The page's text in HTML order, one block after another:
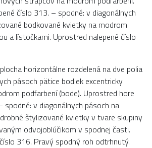
číslo 313. – spodné: v diagonálnych
bodkované kvietky na modrom
a lístočkami. Uprostred nalepené číslo
horizontálne rozdelená na dve polia
pásoch pätice bodiek excentricky
podfarbení (bode). Uprostred hore
spodné: v diagonálnych pásoch na
štylizované kvietky v tvare skupiny
odvojoblúčikom v spodnej časti.
316. Pravý spodný roh odtrhnutý.